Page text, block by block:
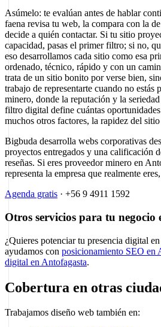
Asúmelo: te evalúan antes de hablar
faena revisa tu web, la compara con la
decide a quién contactar. Si tu sitio
capacidad, pasas el primer filtro; si no,
eso desarrollamos cada sitio como esa
ordenado, técnico, rápido y con un
trata de un sitio bonito por verse bien,
trabajo de representarte cuando no estás
minero, donde la reputación y la
filtro digital define cuántas
muchos otros factores, la rapidez del
Bigbuda desarrolla webs corporativas
proyectos entregados y una calificación
reseñas. Si eres proveedor minero en
representa la empresa que realmente
Agenda gratis · +56 9 4911 1592
Otros servicios para tu negocio
¿Quieres potenciar tu presencia digital
ayudamos con posicionamiento SEO en
digital en Antofagasta.
Cobertura en otras
Trabajamos diseño web también en: